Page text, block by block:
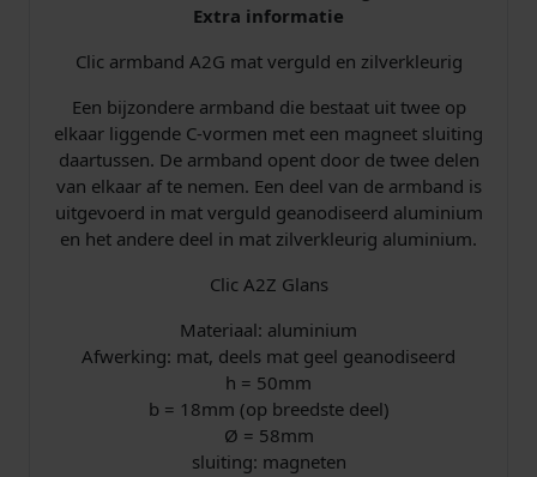
k
e
p
r
i
j
s
w
a
s
:
€
2
6
Extra informatie
Clic armband A2G mat verguld en zilverkleurig
Een bijzondere armband die bestaat uit twee op
elkaar liggende C-vormen met een magneet sluiting
daartussen. De armband opent door de twee delen
van elkaar af te nemen. Een deel van de armband is
uitgevoerd in mat verguld geanodiseerd aluminium
en het andere deel in mat zilverkleurig aluminium.
Clic A2Z Glans
Materiaal: aluminium
Afwerking: mat, deels mat geel geanodiseerd
h = 50mm
b = 18mm (op breedste deel)
Ø = 58mm
sluiting: magneten